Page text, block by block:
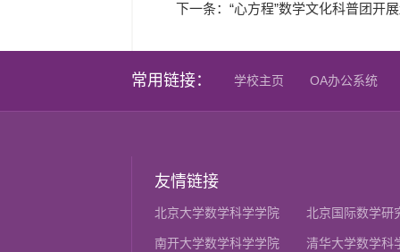
下一条： “心方程”数学文化科普团开
常用链接： 学校主页 OA办公系统
友情链接
北京大学数学科学学院 北京国际数学研
南开大学数学科学学院 清华大学数学科